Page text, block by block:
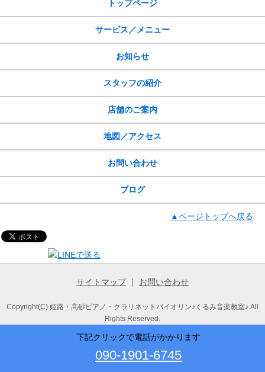
トップページ
サービス／メニュー
お知らせ
スタッフの紹介
店舗のご案内
地図／アクセス
お問い合わせ
ブログ
▲ページトップへ戻る
サイトマップ｜ お問い合わせ
Copyright(C) 姫路・高砂ピアノ・クラリネットバイオリン♪くるみ音楽教室♪ All
Rights Reserved.
下記クリックで電話がかかります
090-1901-6745